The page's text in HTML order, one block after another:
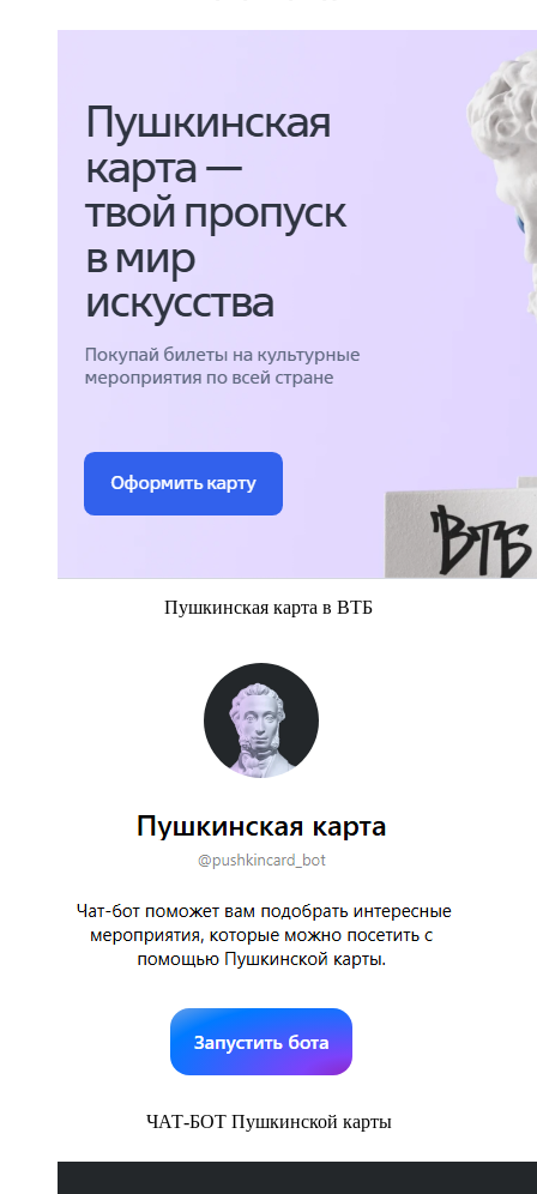
Пушкинская карта в ВТБ
ЧАТ-БОТ Пушкинской карты